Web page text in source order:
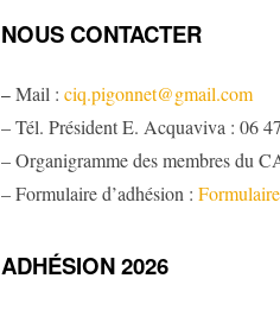
NOUS CONTACTER
– Mail : ciq.pigonnet@gmail.com
– Tél. Président E. Acquaviva : 06
– Organigramme des membres du
– Formulaire d’adhésion :
ADHÉSION 2026